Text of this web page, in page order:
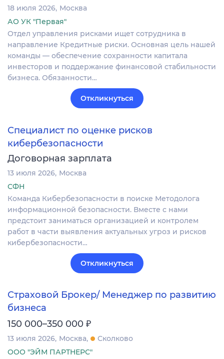
18 июля 2026 Москва
АО УК "Первая"
Отдел управления рисками ищет сотрудника в
направление Кредитные риски. Основная цель нашей
команды — обеспечение сохранности капитала
инвесторов и поддержание финансовой стабильности
бизнеса. Обязанности…
Откликнуться
Специалист по оценке рисков
кибербезопасности
Договорная зарплата
13 июля 2026 Москва
СФН
Команда Кибербезопасности в поиске Методолога
информационной безопасности. Вместе с нами
предстоит заниматься организацией и контролем
работ в части выявления актуальных угроз и рисков
кибербезопасности…
Откликнуться
Страховой Брокер/ Менеджер по развитию
бизнеса
150 000–350 000 ₽
13 июля 2026 Москва
Сколково
ООО "ЭЙМ ПАРТНЕРС"